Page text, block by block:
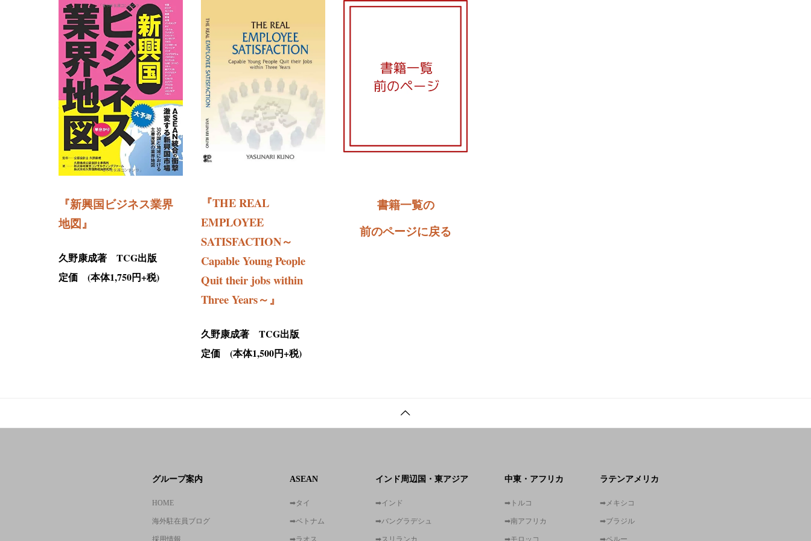
『新興国ビジネス業界
地図』
久野康成著 TCG出版
定価 (本体1,750円+税)
『THE REAL
EMPLOYEE
SATISFACTION～
Capable Young People
Quit their jobs within
Three Years～』
久野康成著 TCG出版
定価 (本体1,500円+税)
書籍一覧の
前のページに戻る
グループ案内
HOME
海外駐在員ブログ
ASEAN
➡タイ
➡ベトナム
インド周辺国・東アジア
➡インド
➡バングラデシュ
中東・アフリカ
➡トルコ
➡南アフリカ
ラテンアメリカ
➡メキシコ
➡ブラジル